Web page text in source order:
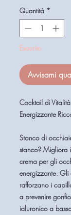
Millilitro
Quantità *
Esaurito
Avvisami
Cocktail di
Energizzante
Stanco di
stanco? Migliora
crema per gli
energizzante. Gli
rafforzano i
a prevenire
ialuronico a